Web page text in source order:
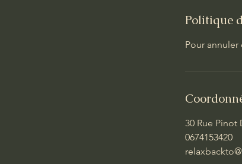
Politique
Pour
30 Rue Pinot
0674153420